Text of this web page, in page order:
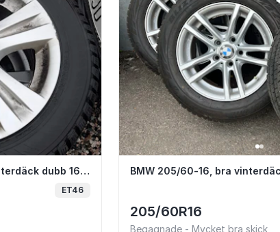
Vinterdäck dubb 16" 5xAnnat —
Begagnade - Mycket bra skick Vinterdäck dubb 16" 5xAnnat — BMW 1-series
ET46
BMW 205/60-16, bra
BMW 205/60-16, bra
205/60R16
Begagnade - Mycket bra skick